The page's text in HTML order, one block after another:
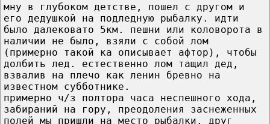
мну в глубоком детстве, пошел с другом и
его дедушкой на подледную рыбалку. идти
было далековато 5км. пешни или коловорота в
наличии не было, взяли с собой лом
(примерно такой ка описывает афтор), чтобы
долбить лед. естественно лом тащил дед,
взвалив на плечо как ленин бревно на
известном субботнике.
примерно ч/з полтора часа неспешного хода,
забираний на гору, преодоления заснеженных
полей мы пришли на место рыбалки. друг